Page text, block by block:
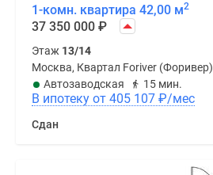
1-комн. квартира 42,00 м2
37 350 000 ₽
Этаж 13/14
Москва, Квартал Foriver (Форивер)
Автозаводская
15 мин.
В ипотеку от 405 107 ₽/мес
Сдан